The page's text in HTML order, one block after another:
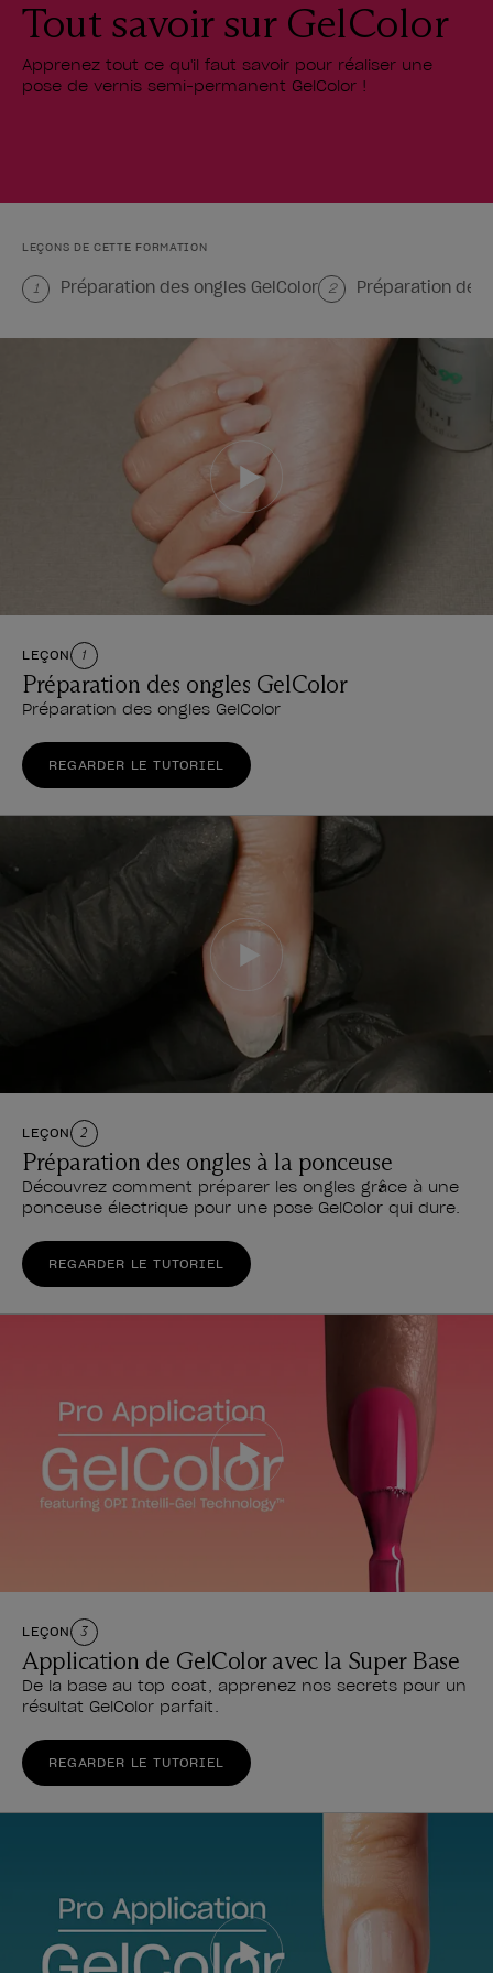
Tout savoir sur GelColor
Apprenez tout ce qu'il faut savoir pour réaliser une
pose de vernis semi-permanent GelColor !
LEÇONS DE CETTE FORMATION
1 Préparation des ongles GelColor 2 Préparation des
LEÇON 1
Préparation des ongles GelColor
Préparation des ongles GelColor
REGARDER LE TUTORIEL
LEÇON 2
Préparation des ongles à la ponceuse
Découvrez comment préparer les ongles grâce à une
ponceuse électrique pour une pose GelColor qui dure.
REGARDER LE TUTORIEL
LEÇON 3
Application de GelColor avec la Super Base
De la base au top coat, apprenez nos secrets pour un
résultat GelColor parfait.
REGARDER LE TUTORIEL